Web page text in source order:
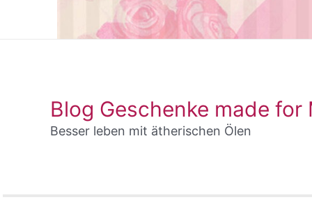
Blog Geschenke made for
Besser leben mit ätherischen Ölen